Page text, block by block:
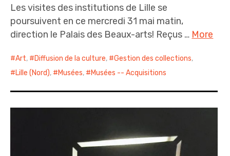
Les visites des institutions de Lille se
poursuivent en ce mercredi 31 mai matin,
direction le Palais des Beaux-arts! Reçus … More
Art, Diffusion de la culture, Gestion des collections,
Lille (Nord), Musées, Musées -- Acquisitions